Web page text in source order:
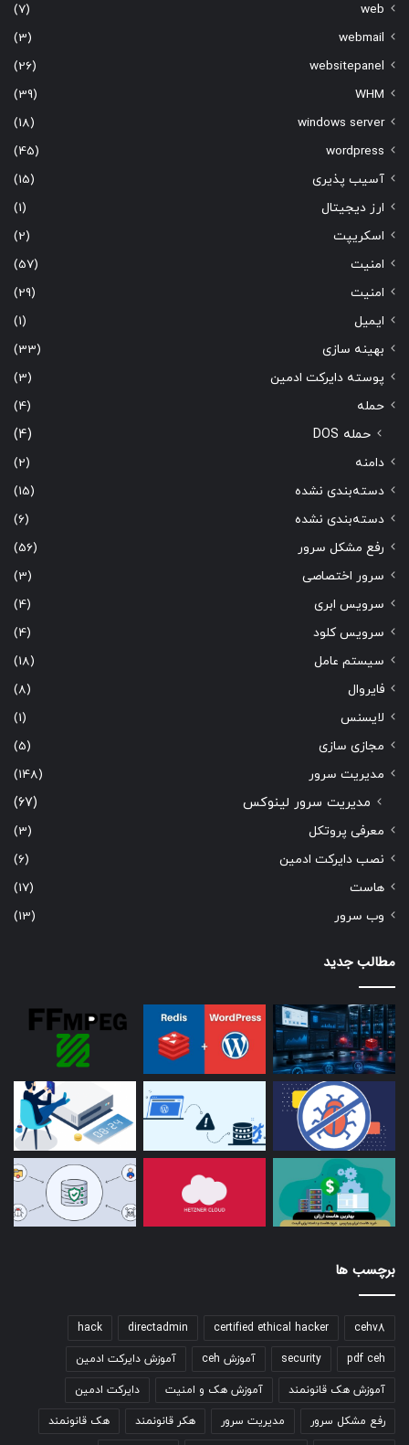
web
(7)
webmail
(3)
websitepanel
(26)
WHM
(39)
windows server
(18)
wordpress
(45)
آسیب پذیری
(15)
ارز دیجیتال
(1)
اسکریپت
(2)
امنیت
(57)
امنیت
(29)
ایمیل
(1)
بهینه سازی
(33)
پوسته دایرکت ادمین
(3)
حمله
(4)
حمله DOS (4)
دامنه
(2)
دسته‌بندی نشده
(15)
دسته‌بندی نشده
(6)
رفع مشکل سرور
(56)
سرور اختصاصی
(3)
سرویس ابری
(4)
سرویس کلود
(4)
سیستم عامل
(18)
فایروال
(8)
لایسنس
(1)
مجازی سازی
(5)
مدیریت سرور
(148)
مدیریت سرور لینوکس (67)
معرفی پروتکل
(3)
نصب دایرکت ادمین
(6)
هاست
(17)
وب سرور
(13)
مطالب جدید
برچسب ها
cehv8
certified ethical hacker
directadmin
hack
pdf ceh
security آموزش ceh آموزش دایرکت ادمین
آموزش هک قانونمند آموزش هک و امنیت دایرکت ادمین
رفع مشکل سرور مدیریت سرور هکر قانونمند هک قانونمند